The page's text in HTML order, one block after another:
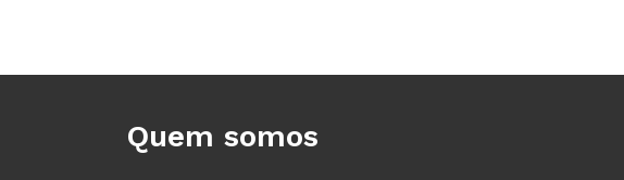
Quem somos